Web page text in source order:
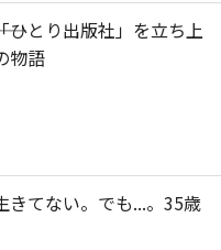
ひとり出版社」を立ち上
物語
きてない。でも...。35歳